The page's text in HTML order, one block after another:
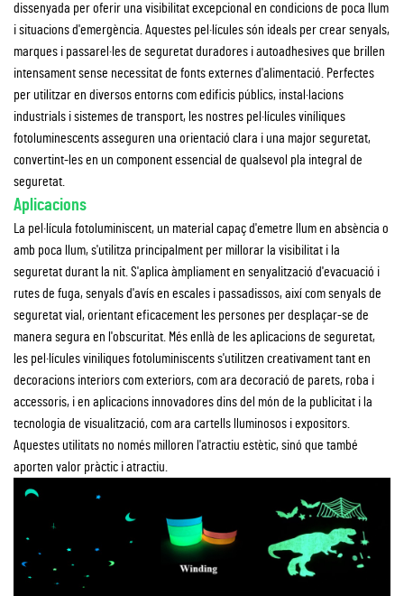
dissenyada per oferir una visibilitat excepcional en condicions de poca llum
i situacions d'emergència. Aquestes pel·lícules són ideals per crear senyals,
marques i passarel·les de seguretat duradores i autoadhesives que brillen
intensament sense necessitat de fonts externes d'alimentació. Perfectes
per utilitzar en diversos entorns com edificis públics, instal·lacions
industrials i sistemes de transport, les nostres pel·lícules viníliques
fotoluminescents asseguren una orientació clara i una major seguretat,
convertint-les en un component essencial de qualsevol pla integral de
seguretat.
Aplicacions
La pel·lícula fotoluminiscent, un material capaç d'emetre llum en absència o
amb poca llum, s'utilitza principalment per millorar la visibilitat i la
seguretat durant la nit. S'aplica àmpliament en senyalització d'evacuació i
rutes de fuga, senyals d'avís en escales i passadissos, així com senyals de
seguretat vial, orientant eficacement les persones per desplaçar-se de
manera segura en l'obscuritat. Més enllà de les aplicacions de seguretat,
les pel·lícules viniliques fotoluminiscents s'utilitzen creativament tant en
decoracions interiors com exteriors, com ara decoració de parets, roba i
accessoris, i en aplicacions innovadores dins del món de la publicitat i la
tecnologia de visualització, com ara cartells lluminosos i expositors.
Aquestes utilitats no només milloren l'atractiu estètic, sinó que també
aporten valor pràctic i atractiu.